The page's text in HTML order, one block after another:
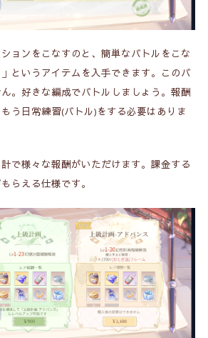
ョンをこなすのと、簡単なバトルをこな
というアイテムを入手できます。このバ
。好きな編成でバトルしましょう。報酬
う日常練習(バトル)をする必要はありま
で様々な報酬がいただけます。課金する
らえる仕様です。